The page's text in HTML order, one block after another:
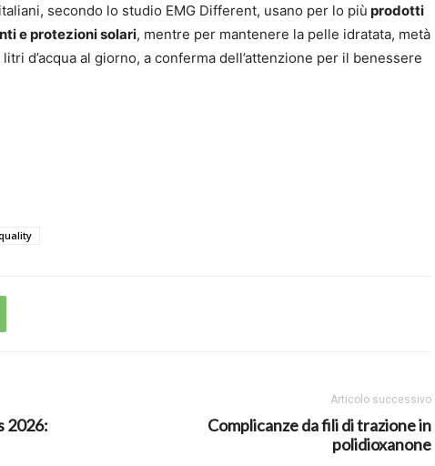
secondo lo studio EMG Different, usano per lo più prodotti
e protezioni solari, mentre per mantenere la pelle idratata, metà
d’acqua al giorno, a conferma dell’attenzione per il benessere
2026:
Articolo successivo
Complicanze da fili di trazione in
polidioxanone